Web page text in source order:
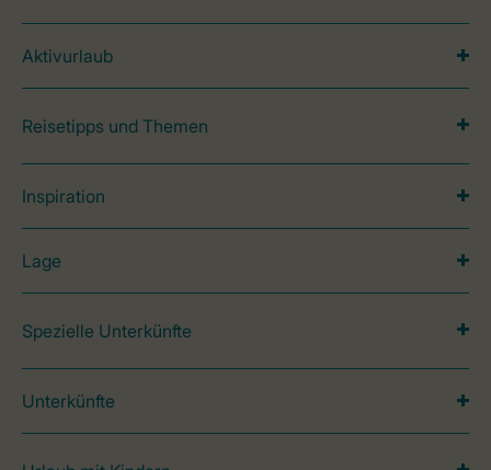
Aktivurlaub
Reisetipps und Themen
Inspiration
Lage
Spezielle Unterkünfte
Unterkünfte